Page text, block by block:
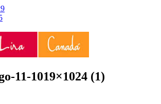
11-1019×1024 (1)